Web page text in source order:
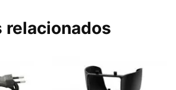
relacionados